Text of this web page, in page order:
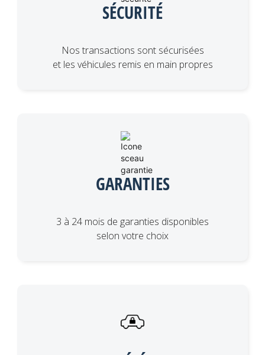
SÉCURITÉ
Nos transactions sont sécurisées
et les véhicules remis en main propres
GARANTIES
3 à 24 mois de garanties disponibles
selon votre choix